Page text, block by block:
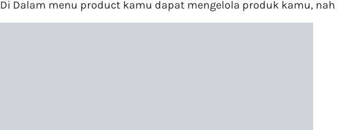
Di Dalam menu product kamu dapat mengelola produk kamu,